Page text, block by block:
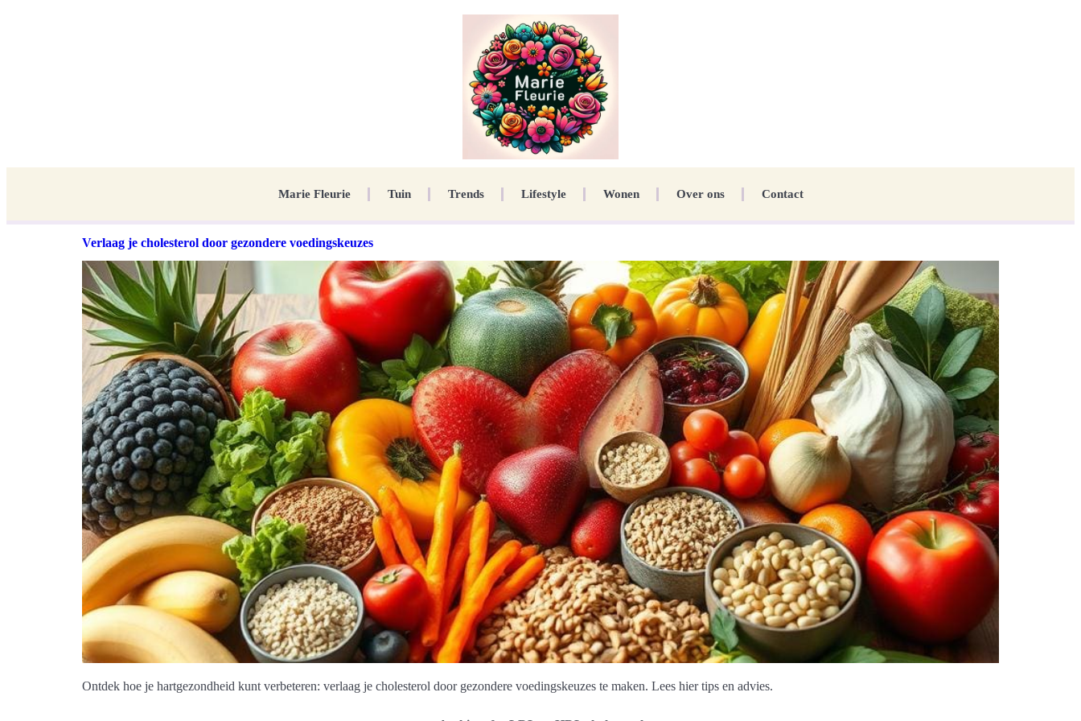
Marie Fleurie Tuin Trends Lifestyle Wonen Over ons Contact
Verlaag je cholesterol door gezondere voedingskeuzes
Ontdek hoe je hartgezondheid kunt verbeteren: verlaag je cholesterol door gezondere voedingskeuzes te maken. Lees hier tips en advies.